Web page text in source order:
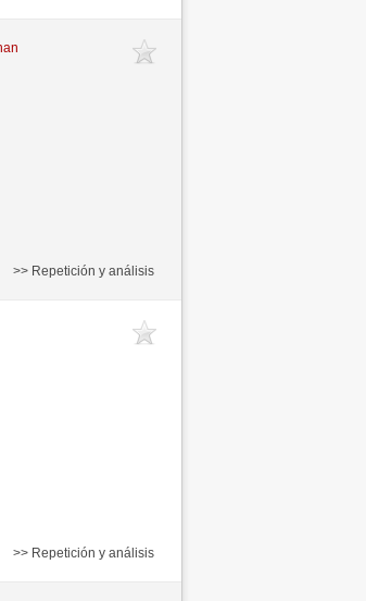
>> Repetición y análisis
>> Repetición y análisis